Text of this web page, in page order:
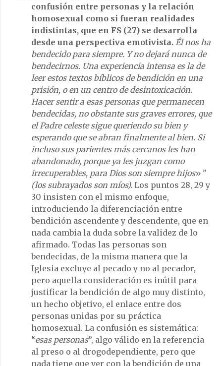
confusión entre personas y la relación
homosexual como si fueran realidades
indistintas, que en FS (27) se desarrolla
desde una perspectiva emotivista. Él nos ha
bendecido para siempre. Y no dejará nunca de
bendecirnos. Una experiencia intensa es la de
leer estos textos bíblicos de bendición en una
prisión, o en un centro de desintoxicación.
Hacer sentir a esas personas que permanecen
bendecidas, no obstante sus graves errores, que
el Padre celeste sigue queriendo su bien y
esperando que se abran finalmente al bien. Si
incluso sus parientes más cercanos les han
abandonado, porque ya les juzgan como
irrecuperables, para Dios son siempre hijos» ”
(los subrayados son míos). Los puntos 28, 29 y
30 insisten con el mismo enfoque,
introduciendo la diferenciación entre
bendición ascendente y descendente, que en
nada cambia la duda sobre la validez de lo
afirmado. Todas las personas son
bendecidas, de la misma manera que la
Iglesia excluye al pecado y no al pecador,
pero aquella consideración es inútil para
justificar la bendición de algo muy distinto,
un hecho objetivo, el enlace entre dos
personas unidas por su práctica
homosexual. La confusión es sistemática:
“esas personas”, algo válido en la referencia
al preso o al drogodependiente, pero que
nada tiene que ver con la bendición de una